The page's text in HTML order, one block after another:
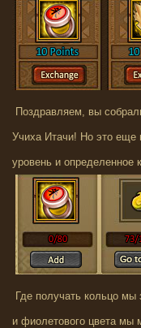
Поздравляем, вы
Учиха Итачи! Но это еще
уровень и определенное
Где получать кольцо
и фиолетового цвета мы